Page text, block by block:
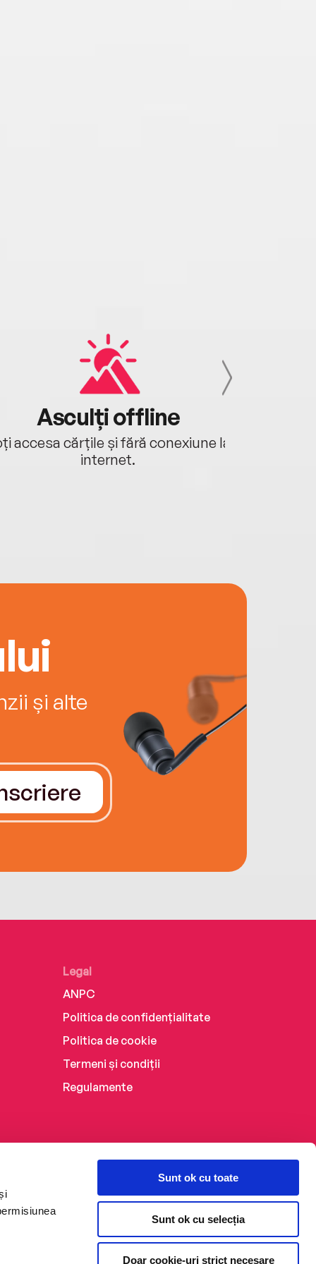
Sunt ok cu toate
Sunt ok cu selecția
Doar cookie-uri strict necesare
Asculți offline
accesa cărțile și fără conexiune la
internet.
și alte
Legal
ANPC
Politica de confidențialitate
Politica de cookie
Termeni și condiții
Regulamente